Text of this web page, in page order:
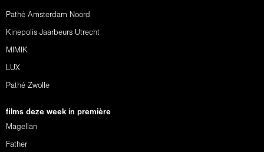
Pathé Amsterdam Noord
Kinepolis Jaarbeurs Utrecht
MIMIK
LUX
Pathé Zwolle
films deze week in première
Magellan
Father